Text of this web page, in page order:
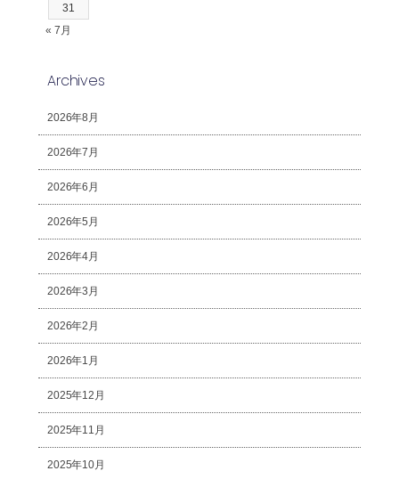
31
« 7月
Archives
2026年8月
2026年7月
2026年6月
2026年5月
2026年4月
2026年3月
2026年2月
2026年1月
2025年12月
2025年11月
2025年10月